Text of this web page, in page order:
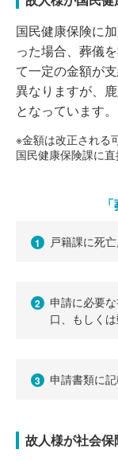
国民健康保険に
った場合、葬儀
て一定の金額が
異なりますが、
となっています。
※金額は改正される
国民健康保険課に直
1 戸籍課に死
2
申請に必要
口、もしく
3 申請書類に
故人様が社会